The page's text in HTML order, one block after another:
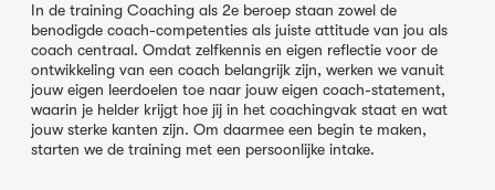
In de training Coaching als 2e beroep staan zowel de
benodigde coach-competenties als juiste attitude van jou als
coach centraal. Omdat zelfkennis en eigen reflectie voor de
ontwikkeling van een coach belangrijk zijn, werken we vanuit
jouw eigen leerdoelen toe naar jouw eigen coach-statement,
waarin je helder krijgt hoe jij in het coachingvak staat en wat
jouw sterke kanten zijn. Om daarmee een begin te maken,
starten we de training met een persoonlijke intake.